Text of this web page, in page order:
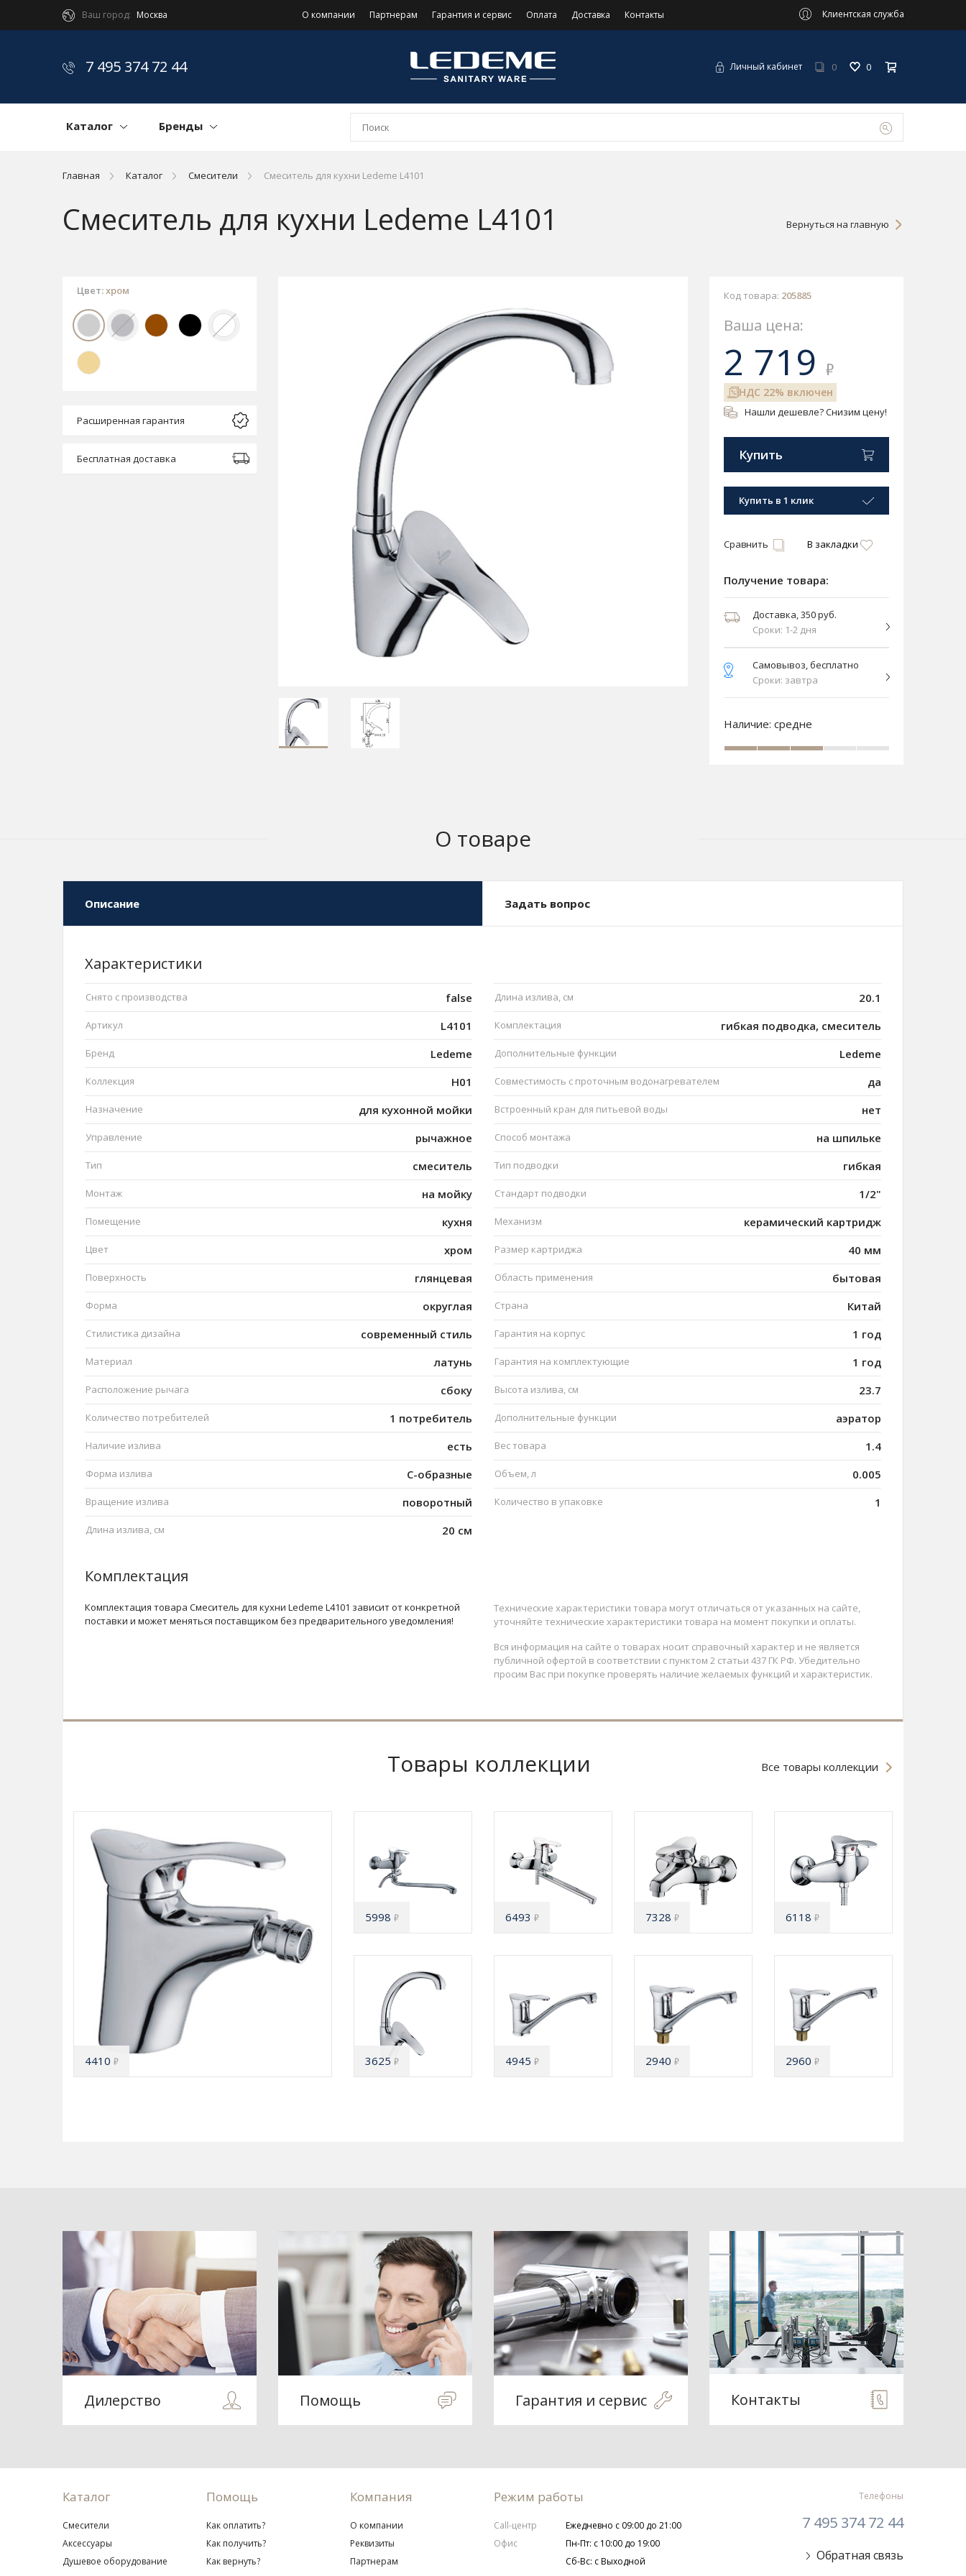
Ваш город: Москва О компании Партнерам Гарантия и сервис Оплата Доставка Контакты Клиентская служба
7 495 374 72 44 Личный кабинет 0 0
Каталог Бренды
Главная Каталог Смесители Смеситель для кухни Ledeme L4101
Смеситель для кухни Ledeme L4101 Вернуться на главную
Цвет:хром
Расширенная гарантия
Бесплатная доставка
Код товара: 205885
Ваша цена:
2 719 ₽
НДС 22% включен
Нашли дешевле? Снизим цену!
Купить
Купить в 1 клик
Сравнить В закладки
Получение товара:
Доставка, 350 руб.
Сроки: 1-2 дня
Самовывоз, бесплатно
Сроки: завтра
Наличие: средне
О товаре
Описание Задать вопрос
Характеристики
Снято с производства false
Артикул L4101
Бренд Ledeme
Коллекция H01
Назначение для кухонной мойки
Управление рычажное
Тип смеситель
Монтаж на мойку
Помещение кухня
Цвет хром
Поверхность глянцевая
Форма округлая
Стилистика дизайна современный стиль
Материал латунь
Расположение рычага сбоку
Количество потребителей 1 потребитель
Наличие излива есть
Форма излива C-образные
Вращение излива поворотный
Длина излива, см 20 см
Длина излива, см 20.1
Комплектация гибкая подводка, смеситель
Дополнительные функции Ledeme
Совместимость с проточным водонагревателем да
Встроенный кран для питьевой воды нет
Способ монтажа на шпильке
Тип подводки гибкая
Стандарт подводки 1/2"
Механизм керамический картридж
Размер картриджа 40 мм
Область применения бытовая
Страна Китай
Гарантия на корпус 1 год
Гарантия на комплектующие 1 год
Высота излива, см 23.7
Дополнительные функции аэратор
Вес товара 1.4
Объем, л 0.005
Количество в упаковке 1
Комплектация
Комплектация товара Смеситель для кухни Ledeme L4101 зависит от конкретной
поставки и может меняться поставщиком без предварительного уведомления!
Технические характеристики товара могут отличаться от указанных на сайте,
уточняйте технические характеристики товара на момент покупки и оплаты.
Вся информация на сайте о товарах носит справочный характер и не является
публичной офертой в соответствии с пунктом 2 статьи 437 ГК РФ. Убедительно
просим Вас при покупке проверять наличие желаемых функций и характеристик.
Товары коллекции Все товары коллекции
4410 ₽
5998 ₽ 6493 ₽ 7328 ₽ 6118 ₽
3625 ₽ 4945 ₽ 2940 ₽ 2960 ₽
Дилерство Помощь Гарантия и сервис Контакты
Каталог
Смесители
Аксессуары
Душевое оборудование
Помощь
Как оплатить?
Как получить?
Как вернуть?
Компания
О компании
Реквизиты
Партнерам
Режим работы
Call-центр
Ежедневно с 09:00 до 21:00
Офис
Пн-Пт: с 10:00 до 19:00
Сб-Вс: с Выходной
Телефоны
7 495 374 72 44
Обратная связь